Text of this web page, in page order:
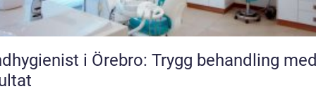
i Örebro: Trygg behandling